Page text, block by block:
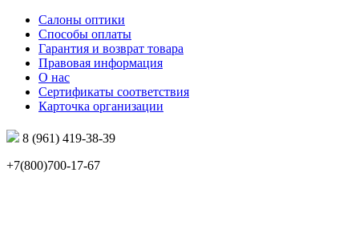
Салоны оптики
Способы оплаты
Гарантия и возврат товара
Правовая информация
О нас
Сертификаты соответствия
Карточка организации
8 (961) 419-38-39
+7(800)700-17-67